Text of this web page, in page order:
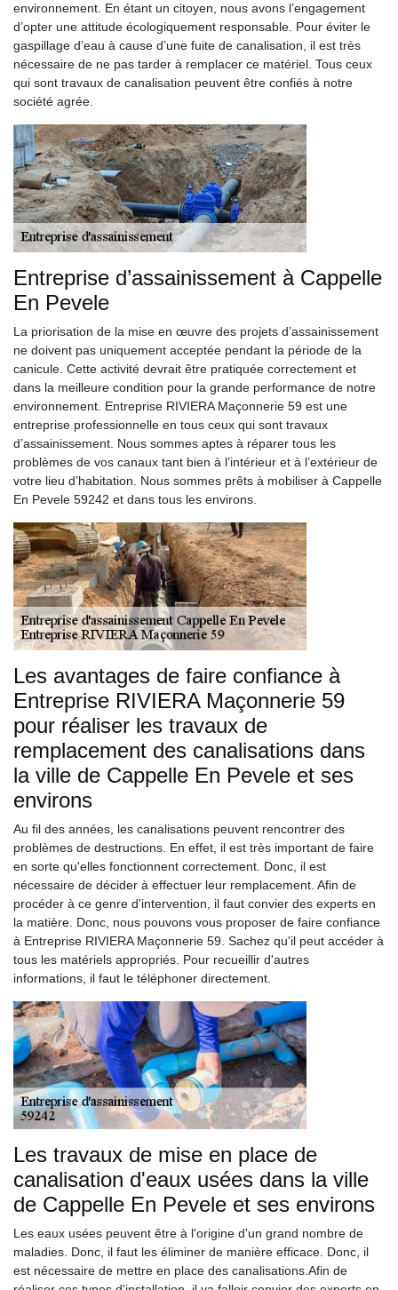
environnement. En étant un citoyen, nous avons l’engagement
d’opter une attitude écologiquement responsable. Pour éviter le
gaspillage d’eau à cause d’une fuite de canalisation, il est très
nécessaire de ne pas tarder à remplacer ce matériel. Tous ceux
qui sont travaux de canalisation peuvent être confiés à notre
société agrée.
Entreprise d’assainissement à Cappelle
En Pevele
La priorisation de la mise en œuvre des projets d’assainissement
ne doivent pas uniquement acceptée pendant la période de la
canicule. Cette activité devrait être pratiquée correctement et
dans la meilleure condition pour la grande performance de notre
environnement. Entreprise RIVIERA Maçonnerie 59 est une
entreprise professionnelle en tous ceux qui sont travaux
d’assainissement. Nous sommes aptes à réparer tous les
problèmes de vos canaux tant bien à l’intérieur et à l’extérieur de
votre lieu d’habitation. Nous sommes prêts à mobiliser à Cappelle
En Pevele 59242 et dans tous les environs.
Les avantages de faire confiance à
Entreprise RIVIERA Maçonnerie 59
pour réaliser les travaux de
remplacement des canalisations dans
la ville de Cappelle En Pevele et ses
environs
Au fil des années, les canalisations peuvent rencontrer des
problèmes de destructions. En effet, il est très important de faire
en sorte qu'elles fonctionnent correctement. Donc, il est
nécessaire de décider à effectuer leur remplacement. Afin de
procéder à ce genre d'intervention, il faut convier des experts en
la matière. Donc, nous pouvons vous proposer de faire confiance
à Entreprise RIVIERA Maçonnerie 59. Sachez qu'il peut accéder à
tous les matériels appropriés. Pour recueillir d'autres
informations, il faut le téléphoner directement.
Les travaux de mise en place de
canalisation d'eaux usées dans la ville
de Cappelle En Pevele et ses environs
Les eaux usées peuvent être à l'origine d'un grand nombre de
maladies. Donc, il faut les éliminer de manière efficace. Donc, il
est nécessaire de mettre en place des canalisations.Afin de